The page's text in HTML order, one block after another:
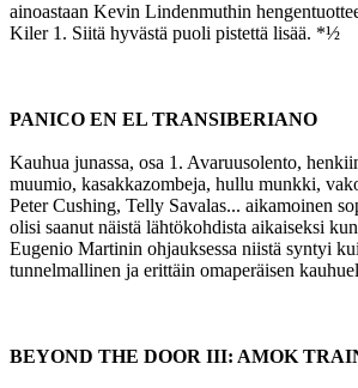
ainoastaan Kevin Lindenmuthin
Kiler 1. Siitä hyvästä puoli pistettä lisää. *½
PANICO EN EL TRANSIBERIANO
Kauhua junassa, osa 1. Avaruusolento,
muumio, kasakkazombeja, hullu munkki,
Peter Cushing, Telly Savalas... aikamoinen
olisi saanut näistä lähtökohdista aikaiseksi
Eugenio Martinin ohjauksessa niistä syntyi
tunnelmallinen ja erittäin omaperäisen
BEYOND THE DOOR III: AMOK